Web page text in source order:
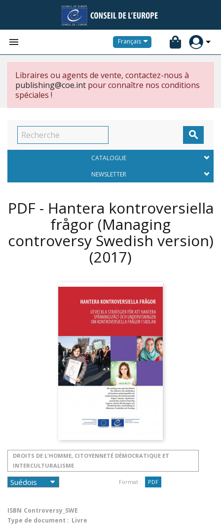
 Français
Libraires ou agents de vente, contactez-nous à
publishing@coe.int pour connaître nos conditions
spéciales !

CATALOGUE
NEWSLETTER
PDF - Hantera kontroversiella
frågor (Managing
controversy Swedish version)
(2017)
DROITS DE L'HOMME, CITOYENNETÉ DÉMOCRATIQUE ET
INTERCULTURALISME
Format : PDF
ISBN Controversy_SWE
Type de document : Livre